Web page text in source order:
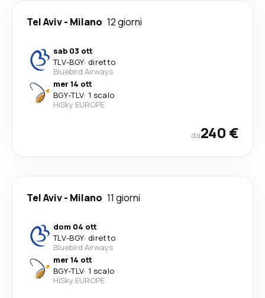
Tel Aviv- Milano 12 giorni
sab 03 ott
TLV-BGY· diretto
Bluebird Airways
mer 14 ott
BGY-TLV· 1 scalo
HiSky EUROPE
da240 €
Tel Aviv- Milano 11 giorni
dom 04 ott
TLV-BGY· diretto
Bluebird Airways
mer 14 ott
BGY-TLV· 1 scalo
HiSky EUROPE